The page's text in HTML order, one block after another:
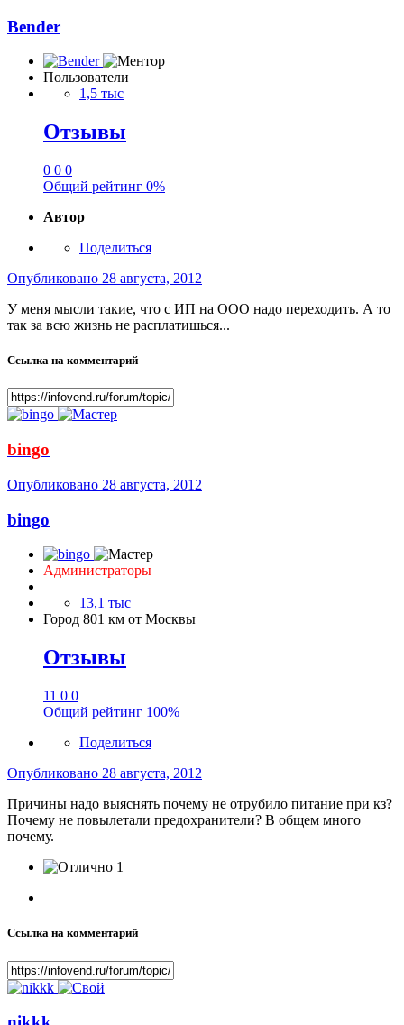
Bender
Пользователи
1,5 тыс
Отзывы
0 0 0
Общий рейтинг 0%
Автор
Поделиться
Опубликовано 28 августа, 2012
У меня мысли такие, что с ИП на ООО надо переходить. А то
так за всю жизнь не расплатишься...
Ссылка на комментарий
bingo
Опубликовано 28 августа, 2012
bingo
Администраторы
13,1 тыс
Город 801 км от Москвы
Отзывы
11 0 0
Общий рейтинг 100%
Поделиться
Опубликовано 28 августа, 2012
Причины надо выяснять почему не отрубило питание при кз?
Почему не повылетали предохранители? В общем много
почему.
1
Ссылка на комментарий